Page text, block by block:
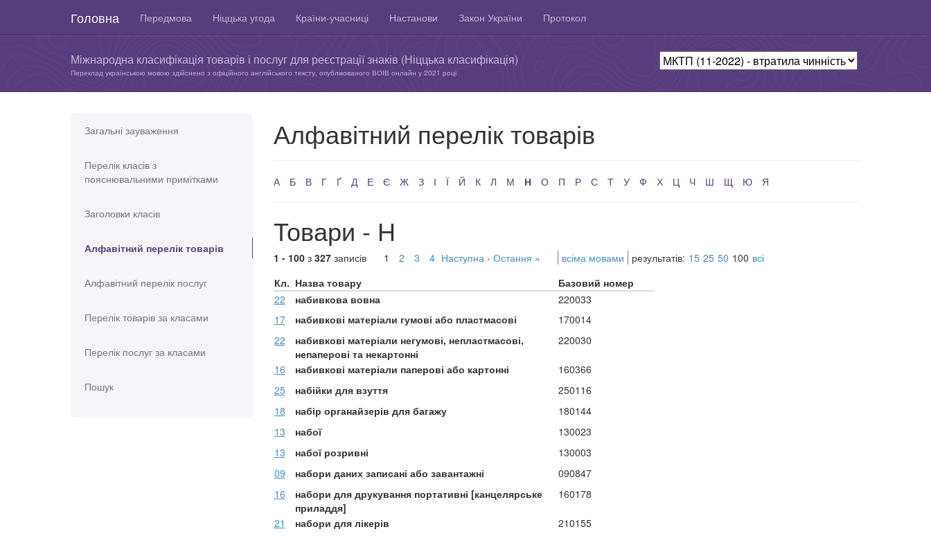
Головна Передмова Ніццька угода Країни-учасниці Настанови Закон України Протокол
Міжнародна класифікація товарів і послуг для реєстрації знаків (Ніццька класифікація)
Переклад українською мовою здійснено з офіційного англійського тексту, опублікованого ВОІВ онлайн у 2021 році
Загальні зауваження
Перелік класів з
пояснювальними примітками
Заголовки класів
Алфавітний перелік товарів
Алфавітний перелік послуг
Перелік товарів за класами
Перелік послуг за класами
Пошук
Алфавітний перелік товарів
А Б В Г Ґ Д Е Є Ж З І Ї Й К Л М Н О П Р С Т У Ф Х Ц Ч Ш Щ Ю Я
Товари - Н
1 - 100з 327записів 1 2 3 4 Наступна › Остання » всіма мовами результатів: 15 25 50 100 всі
Кл. Назва товару
Базовий номер
22
набивкова вовна
220033
17
набивкові матеріали гумові або пластмасові
170014
22
набивкові матеріали негумові, непластмасові,
непаперові та некартонні
220030
16 набивкові матеріали паперові або картонні
160366
25
набійки для взуття
250116
18
набір органайзерів для багажу
180144
13
набої
130023
13
набої розривні
130003
09
набори даних записані або завантажні
090847
16
набори для друкування портативні [канцелярське
приладдя]
160178
21 набори для лікерів
210155